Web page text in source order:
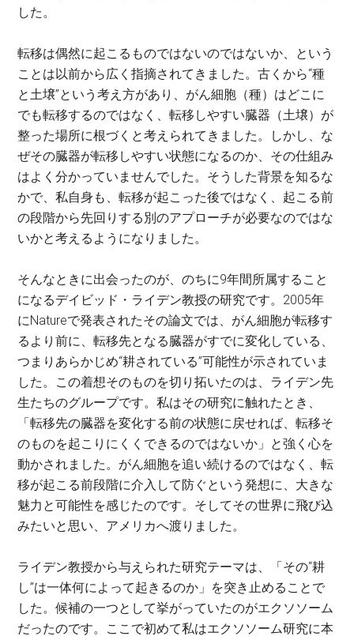
した。
転移は偶然に起こるものではないのではないか、という
ことは以前から広く指摘されてきました。古くから“種
と土壌”という考え方があり、がん細胞（種）はどこに
でも転移するのではなく、転移しやすい臓器（土壌）が
整った場所に根づくと考えられてきました。しかし、な
ぜその臓器が転移しやすい状態になるのか、その仕組み
はよく分かっていませんでした。そうした背景を知るな
かで、私自身も、転移が起こった後ではなく、起こる前
の段階から先回りする別のアプローチが必要なのではな
いかと考えるようになりました。
そんなときに出会ったのが、のちに9年間所属すること
になるデイビッド・ライデン教授の研究です。2005年
にNatureで発表されたその論文では、がん細胞が転移す
るより前に、転移先となる臓器がすでに変化している、
つまりあらかじめ“耕されている”可能性が示されていま
した。この着想そのものを切り拓いたのは、ライデン先
生たちのグループです。私はその研究に触れたとき、
「転移先の臓器を変化する前の状態に戻せれば、転移そ
のものを起こりにくくできるのではないか」と強く心を
動かされました。がん細胞を追い続けるのではなく、転
移が起こる前段階に介入して防ぐという発想に、大きな
魅力と可能性を感じたのです。そしてその世界に飛び込
みたいと思い、アメリカへ渡りました。
ライデン教授から与えられた研究テーマは、「その“耕
し”は一体何によって起きるのか」を突き止めることで
した。候補の一つとして挙がっていたのがエクソソーム
だったのです。ここで初めて私はエクソソーム研究に本